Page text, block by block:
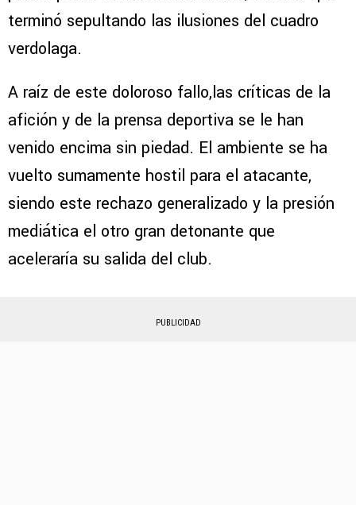
terminó sepultando las ilusiones del cuadro
verdolaga.
A raíz de este doloroso fallo,las críticas de la
afición y de la prensa deportiva se le han
venido encima sin piedad. El ambiente se ha
vuelto sumamente hostil para el atacante,
siendo este rechazo generalizado y la presión
mediática el otro gran detonante que
aceleraría su salida del club.
PUBLICIDAD